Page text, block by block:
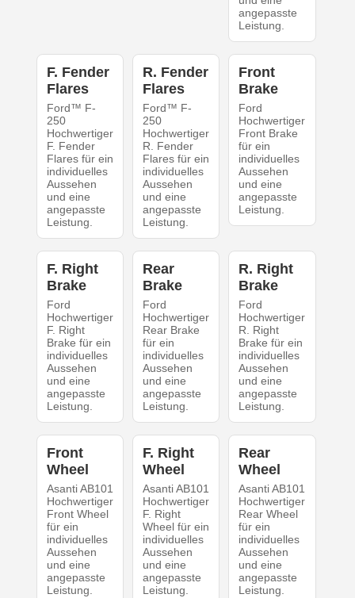
angepasste
Leistung.
F. Fender
Flares
Ford™ F-
250
Hochwertiger
F. Fender
Flares für ein
individuelles
Aussehen
und eine
angepasste
Leistung.
R. Fender
Flares
Ford™ F-
250
Hochwertiger
R. Fender
Flares für ein
individuelles
Aussehen
und eine
angepasste
Leistung.
Front
Brake
Ford
Hochwertiger
Front Brake
für ein
individuelles
Aussehen
und eine
angepasste
Leistung.
F. Right
Brake
Ford
Hochwertiger
F. Right
Brake für ein
individuelles
Aussehen
und eine
angepasste
Leistung.
Rear
Brake
Ford
Hochwertiger
Rear Brake
für ein
individuelles
Aussehen
und eine
angepasste
Leistung.
R. Right
Brake
Ford
Hochwertiger
R. Right
Brake für ein
individuelles
Aussehen
und eine
angepasste
Leistung.
Front
Wheel
Asanti AB101
Hochwertiger
Front Wheel
für ein
individuelles
Aussehen
und eine
angepasste
Leistung.
F. Right
Wheel
Asanti AB101
Hochwertiger
F. Right
Wheel für ein
individuelles
Aussehen
und eine
angepasste
Leistung.
Rear
Wheel
Asanti AB101
Hochwertiger
Rear Wheel
für ein
individuelles
Aussehen
und eine
angepasste
Leistung.